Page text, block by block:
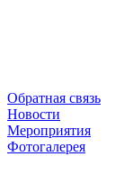
Обратная связь
Новости
Мероприятия
Фотогалерея